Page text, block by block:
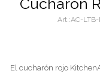
Cucharon
AC-
El cucharón rojo